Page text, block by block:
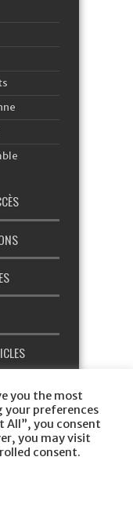
you the most
your preferences
All”, you consent
you may visit
consent.